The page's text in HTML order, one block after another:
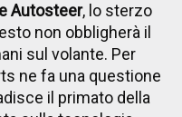
Autosteer, lo sterzo
non obbligherà il
sul volante. Per
ne fa una questione
il primato della